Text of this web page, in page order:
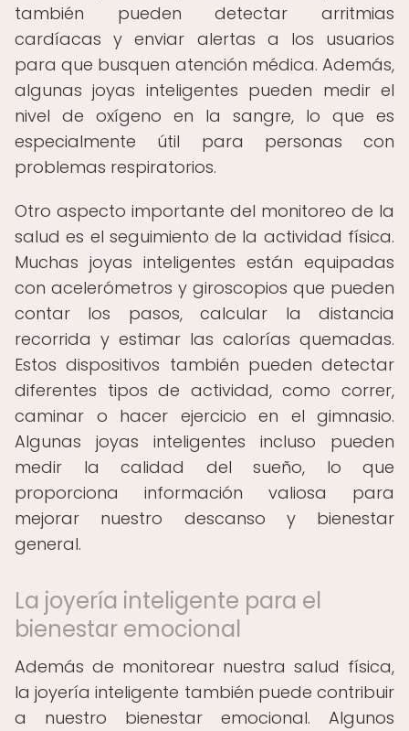
también pueden detectar arritmias
cardíacas y enviar alertas a los usuarios
para que busquen atención médica. Además,
algunas joyas inteligentes pueden medir el
nivel de oxígeno en la sangre, lo que es
especialmente útil para personas con
problemas respiratorios.
Otro aspecto importante del monitoreo de la
salud es el seguimiento de la actividad física.
Muchas joyas inteligentes están equipadas
con acelerómetros y giroscopios que pueden
contar los pasos, calcular la distancia
recorrida y estimar las calorías quemadas.
Estos dispositivos también pueden detectar
diferentes tipos de actividad, como correr,
caminar o hacer ejercicio en el gimnasio.
Algunas joyas inteligentes incluso pueden
medir la calidad del sueño, lo que
proporciona información valiosa para
mejorar nuestro descanso y bienestar
general.
La joyería inteligente para el
bienestar emocional
Además de monitorear nuestra salud física,
la joyería inteligente también puede contribuir
a nuestro bienestar emocional. Algunos